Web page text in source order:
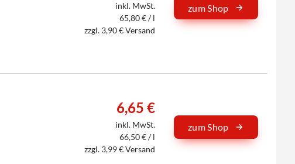
inkl. MwSt.
65,80 € / l
zzgl. 3,90 € Versand
zum Shop
6,65 €
inkl. MwSt.
66,50 € / l
zzgl. 3,99 € Versand
zum Shop